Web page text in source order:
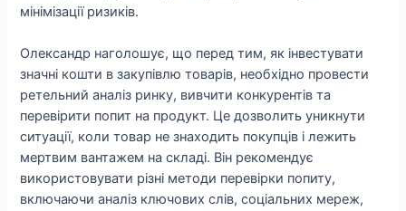
мінімізації ризиків.
Олександр наголошує, що перед тим, як інвестувати
значні кошти в закупівлю товарів, необхідно провести
ретельний аналіз ринку, вивчити конкурентів та
перевірити попит на продукт. Це дозволить уникнути
ситуації, коли товар не знаходить покупців і лежить
мертвим вантажем на складі. Він рекомендує
використовувати різні методи перевірки попиту,
включаючи аналіз ключових слів, соціальних мереж,